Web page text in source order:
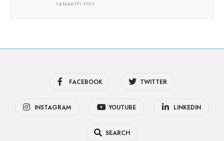
24 MARZO 2022
FACEBOOK TWITTER
INSTAGRAM YOUTUBE LINKEDIN
SEARCH